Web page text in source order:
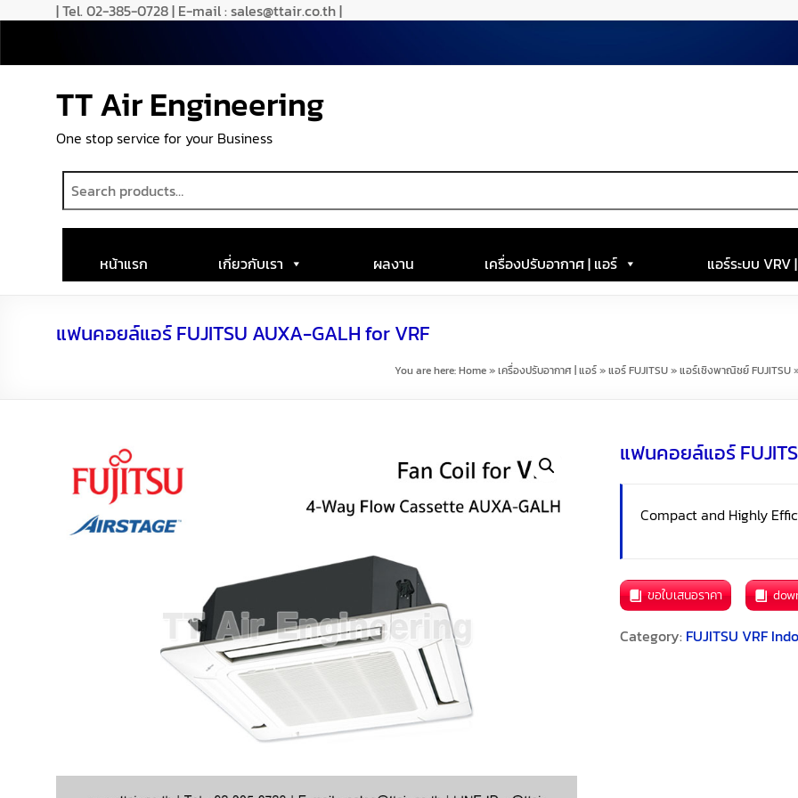
| Tel. 02-385-0728 | E-mail : sales@ttair.co.th |
TT Air Engineering
One stop service for your Business
หน้าแรก เกี่ยวกับเรา ผลงาน เครื่องปรับอากาศ | แอร์ แอร์ระบบ VRV
แฟนคอยล์แอร์ FUJITSU AUXA-GALH for VRF
You are here:Home»เครื่องปรับอากาศ | แอร์»แอร์ FUJITSU»แอร์เชิงพาณิชย์ FUJITSU
แฟนคอยล์แอร์
Compact and Highly
ขอใบเสนอราคา
Category: FUJITSU VRF